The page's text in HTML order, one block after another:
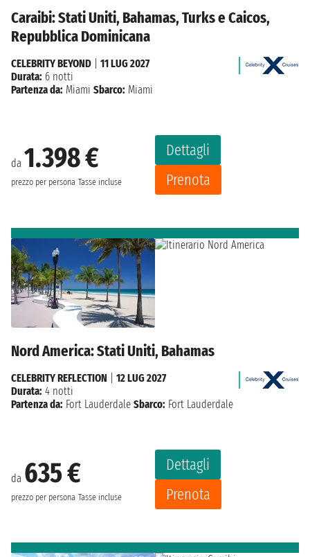
Caraibi: Stati Uniti, Bahamas, Turks e Caicos,
Repubblica Dominicana
da 1.398 €
prezzo per persona Tasse incluse
Dettagli
Prenota
CELEBRITY BEYOND
11 LUG 2027
Durata: 6 notti
Partenza da: Miami Sbarco: Miami
Nord America: Stati Uniti, Bahamas
da 635 €
prezzo per persona Tasse incluse
Dettagli
Prenota
CELEBRITY REFLECTION
12 LUG 2027
Durata: 4 notti
Partenza da: Fort Lauderdale Sbarco: Fort Lauderdale